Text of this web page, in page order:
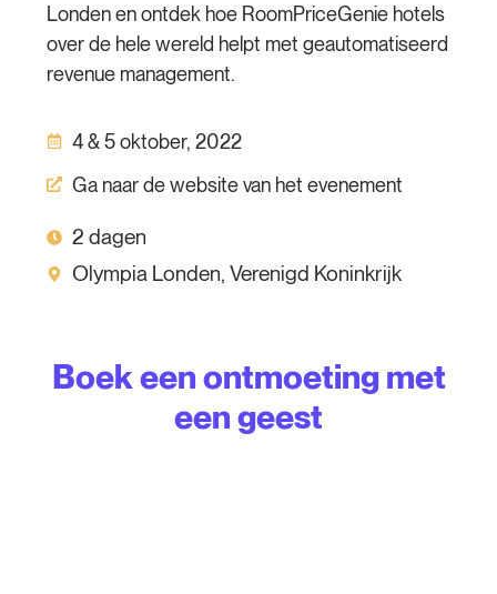
Londen en ontdek hoe RoomPriceGenie hotels
over de hele wereld helpt met geautomatiseerd
revenue management.
4 & 5 oktober, 2022
Ga naar de website van het evenement
2 dagen
Olympia Londen, Verenigd Koninkrijk
Boek een ontmoeting met
een geest